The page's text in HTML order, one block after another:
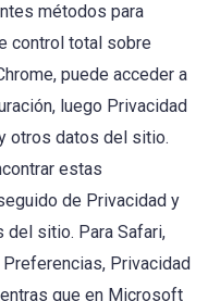
métodos para
control total sobre
puede acceder a
luego Privacidad
otros datos del sitio.
estas
de Privacidad y
del sitio. Para Safari,
Privacidad
que en Microsoft